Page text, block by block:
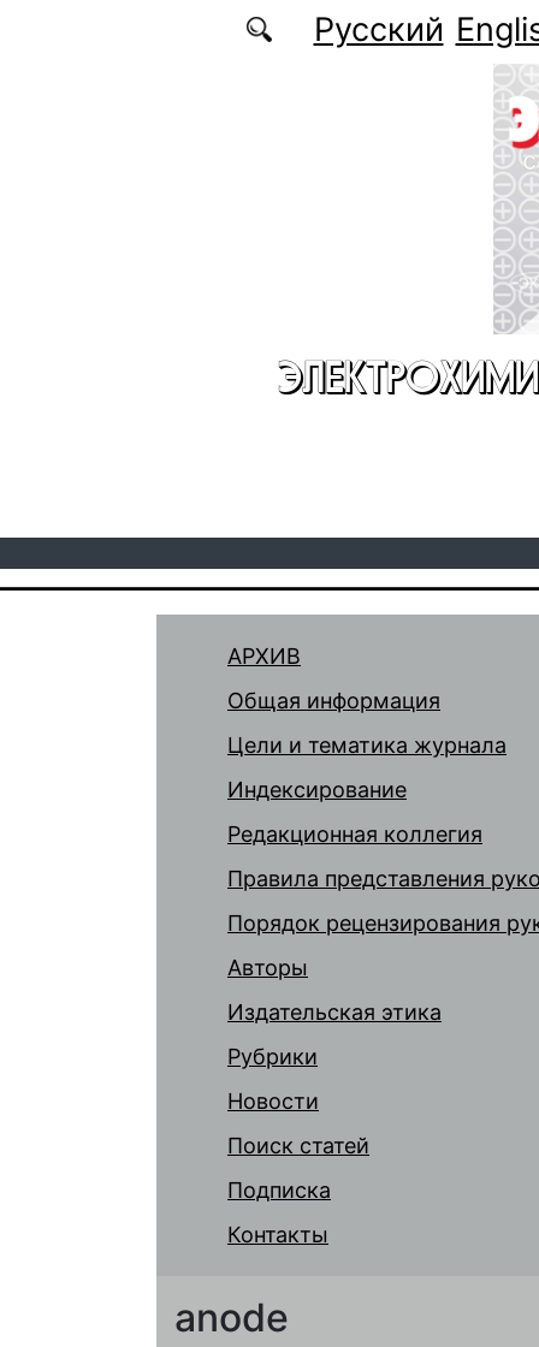
Перейти к основному содержаниюРусский
АРХИВ
Общая информация
Цели и тематика журнала
Индексирование
Редакционная коллегия
Правила представления
Порядок рецензирования
Авторы
Издательская этика
Рубрики
Новости
Поиск статей
Подписка
Контакты
anode